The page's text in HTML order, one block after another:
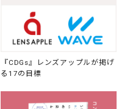
『CDGs』レンズアップルが掲げ
る17の目標